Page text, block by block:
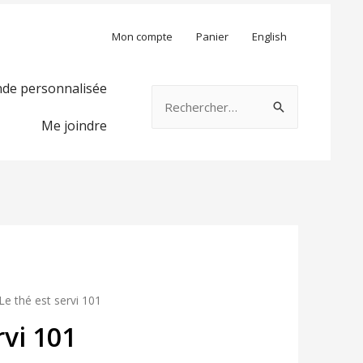
Mon compte Panier English
personnalisée
Me joindre
thé est servi 101
101